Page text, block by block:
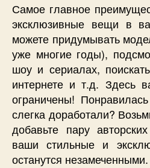
Самое главное
эксклюзивные вещи в
можете придумывать
уже многие годы),
шоу и сериалах,
интернете и т.д. Здесь
ограничены!
слегка доработали?
добавьте пару
ваши стильные и
останутся незамеченными.